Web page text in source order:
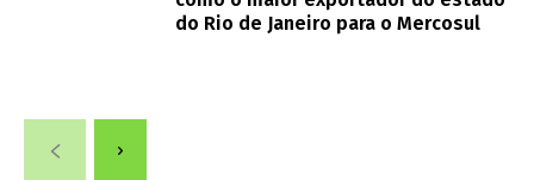
do Rio de Janeiro para o Mercosul